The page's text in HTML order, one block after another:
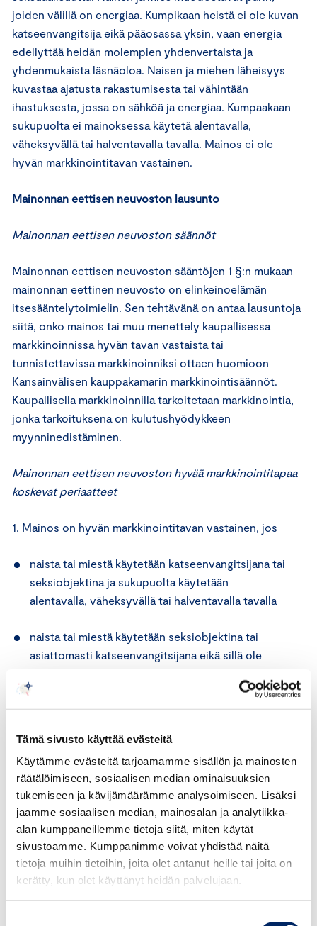
Tämä sivusto käyttää evästeitä
Käytämme evästeitä tarjoamamme sisällön ja mainosten
räätälöimiseen, sosiaalisen median ominaisuuksien
tukemiseen ja kävijämäärämme analysoimiseen. Lisäksi
jaamme sosiaalisen median, mainosalan ja analytiikka-
alan kumppaneillemme tietoja siitä, miten käytät
sivustoamme. Kumppanimme voivat yhdistää näitä
tietoja muihin tietoihin, joita olet antanut heille tai joita on
kerätty, kun olet käyttänyt heidän palvelujaan.
joiden välillä on energiaa. Kumpikaan heistä ei ole kuvan
katseenvangitsija eikä pääosassa yksin, vaan energia
edellyttää heidän molempien yhdenvertaista ja
yhdenmukaista läsnäoloa. Naisen ja miehen läheisyys
kuvastaa ajatusta rakastumisesta tai vähintään
ihastuksesta, jossa on sähköä ja energiaa. Kumpaakaan
sukupuolta ei mainoksessa käytetä alentavalla,
väheksyvällä tai halventavalla tavalla. Mainos ei ole
hyvän markkinointitavan vastainen.
Mainonnan eettisen neuvoston lausunto
Mainonnan eettisen neuvoston säännöt
Mainonnan eettisen neuvoston sääntöjen 1 §:n mukaan
mainonnan eettinen neuvosto on elinkeinoelämän
itsesääntelytoimielin. Sen tehtävänä on antaa lausuntoja
siitä, onko mainos tai muu menettely kaupallisessa
markkinoinnissa hyvän tavan vastaista tai
tunnistettavissa markkinoinniksi ottaen huomioon
Kansainvälisen kauppakamarin markkinointisäännöt.
Kaupallisella markkinoinnilla tarkoitetaan markkinointia,
jonka tarkoituksena on kulutushyödykkeen
myynninedistäminen.
Mainonnan eettisen neuvoston hyvää markkinointitapaa
koskevat periaatteet
1. Mainos on hyvän markkinointitavan vastainen, jos
naista tai miestä käytetään katseenvangitsijana tai
seksiobjektina ja sukupuolta käytetään
alentavalla, väheksyvällä tai halventavalla tavalla
naista tai miestä käytetään seksiobjektina tai
asiattomasti katseenvangitsijana eikä sillä ole
mitään tekemistä
lupauksia, joilla ei ole mainostettavan tuotteen
kanssa mitään tekemistä.
2. Mainos on hyvän markkinointitavan vastainen, jos
siinä väitetään tai vihjataan, että toisen sukupuolen
asema on sosiaalisesti, taloudellisesti tai kulturellisesti
alempiarvoinen kuin toisen, tai jos mainoksessa
ylläpidetään kaavamaista roolikäsitystä siitä, mikä on